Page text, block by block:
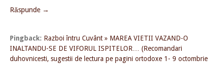
Răspunde →
Pingback: Razboi întru Cuvânt » MAREA VIETII VAZAND-O
INALTANDU-SE DE VIFORUL ISPITELOR… (Recomandari
duhovnicesti, sugestii de lectura pe pagini ortodoxe 1- 9 octombrie